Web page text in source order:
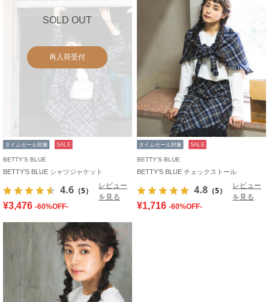
SOLD OUT
再入荷受付
タイムセール対象 SALE
BETTY'S BLUE
BETTY’S BLUE シャツジャケット
4.6 （5）
レビュー
を見る
¥3,476 -60%OFF-
タイムセール対象 SALE
BETTY'S BLUE
BETTY’S BLUE チェックストール
4.8 （5）
レビュー
を見る
¥1,716 -60%OFF-